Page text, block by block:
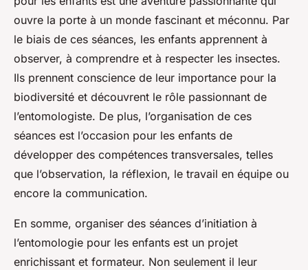
ouvre la porte à un monde fascinant et méconnu. Par
le biais de ces séances, les enfants apprennent à
observer, à comprendre et à respecter les insectes.
Ils prennent conscience de leur importance pour la
biodiversité et découvrent le rôle passionnant de
l’entomologiste. De plus, l’organisation de ces
séances est l’occasion pour les enfants de
développer des compétences transversales, telles
que l’observation, la réflexion, le travail en équipe ou
encore la communication.
En somme, organiser des séances d’initiation à
l’entomologie pour les enfants est un projet
enrichissant et formateur. Non seulement il leur